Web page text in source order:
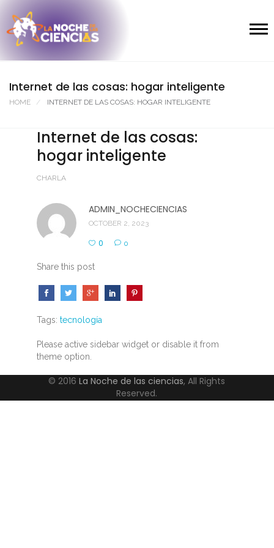
Internet de las cosas: hogar inteligente
HOME INTERNET DE LAS COSAS: HOGAR INTELIGENTE
Internet de las cosas:
hogar inteligente
CHARLA
ADMIN_NOCHECIENCIAS
OCTOBER 2, 2023
0 0
Share this post
Tags: tecnología
Please active sidebar widget or disable it from
theme option.
© 2016La Noche de las ciencias, All Rights
Reserved.